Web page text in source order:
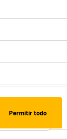
Permitir todo